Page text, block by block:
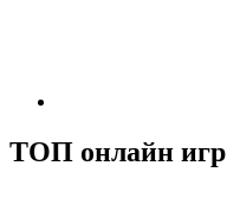
ТОП онлайн игр